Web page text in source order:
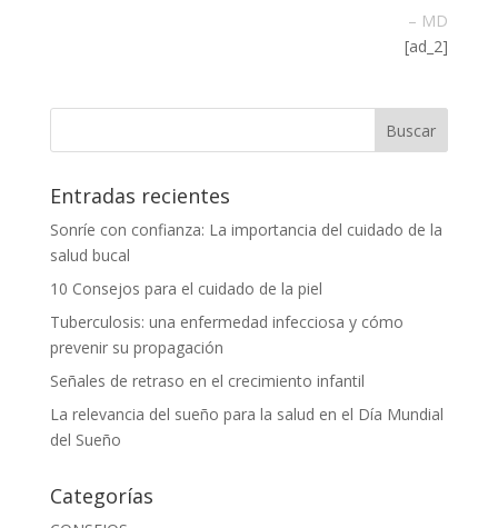
– MD
[ad_2]
Entradas recientes
Sonríe con confianza: La importancia del cuidado de la
salud bucal
10 Consejos para el cuidado de la piel
Tuberculosis: una enfermedad infecciosa y cómo
prevenir su propagación
Señales de retraso en el crecimiento infantil
La relevancia del sueño para la salud en el Día Mundial
del Sueño
Categorías